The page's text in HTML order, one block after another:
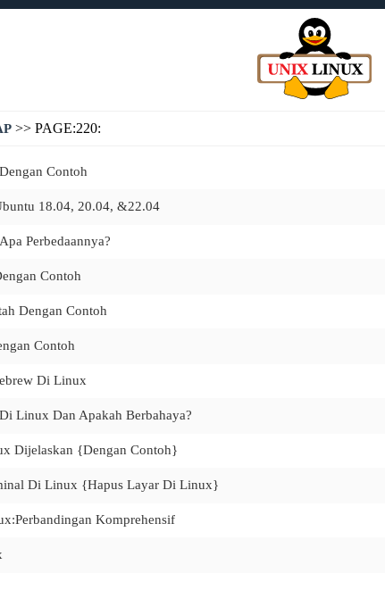
>> PAGE:220:
Contoh
18.04, 20.04, &22.04
Perbedaannya?
Contoh
Dengan Contoh
Contoh
Di Linux
Linux Dan Apakah Berbahaya?
Dijelaskan {dengan Contoh}
Di Linux {Hapus Layar Di Linux}
Komprehensif